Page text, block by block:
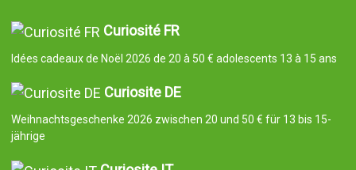
Curiosité FR
Idées cadeaux de Noël 2026 de 20 à 50 € adolescents 13 à 15 ans
Curiosite DE
Weihnachtsgeschenke 2026 zwischen 20 und 50 € für 13 bis 15-
jährige